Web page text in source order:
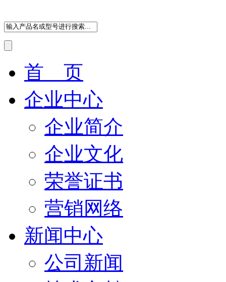
首 页
企业中心
企业简介
企业文化
荣誉证书
营销网络
新闻中心
公司新闻